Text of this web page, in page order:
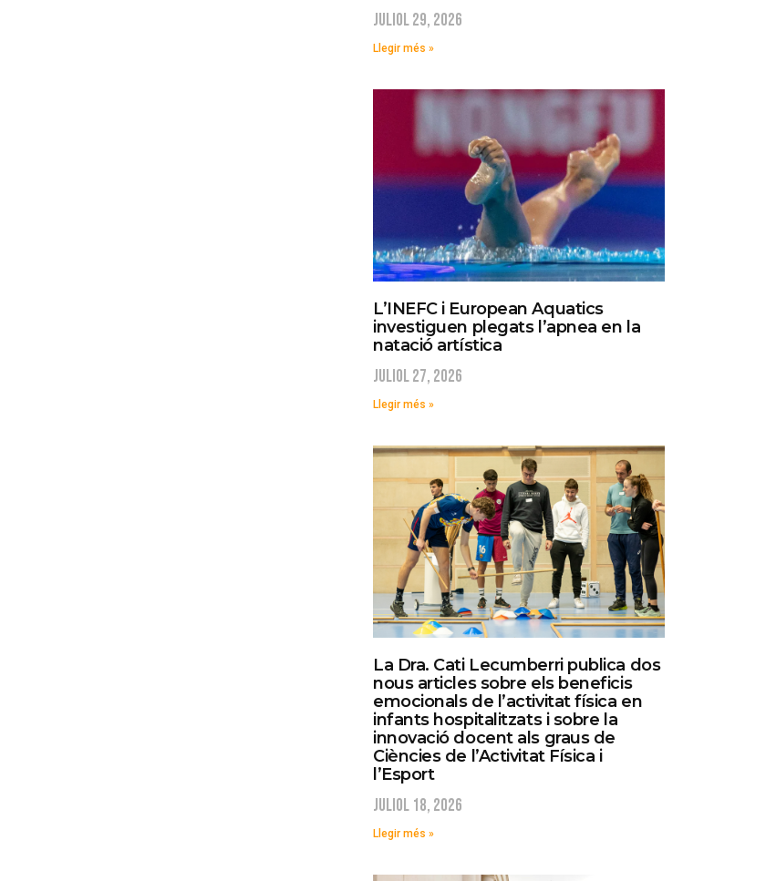
juliol 29, 2026
Llegir més »
L’INEFC i European Aquatics
investiguen plegats l’apnea en la
natació artística
juliol 27, 2026
Llegir més »
La Dra. Cati Lecumberri publica dos
nous articles sobre els beneficis
emocionals de l’activitat física en
infants hospitalitzats i sobre la
innovació docent als graus de
Ciències de l’Activitat Física i
l’Esport
juliol 18, 2026
Llegir més »